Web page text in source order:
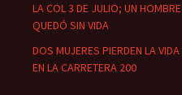
LA COL 3 DE JULIO; UN HOMBRE
QUEDÓ SIN VIDA
DOS MUJERES PIERDEN LA VIDA
EN LA CARRETERA 200